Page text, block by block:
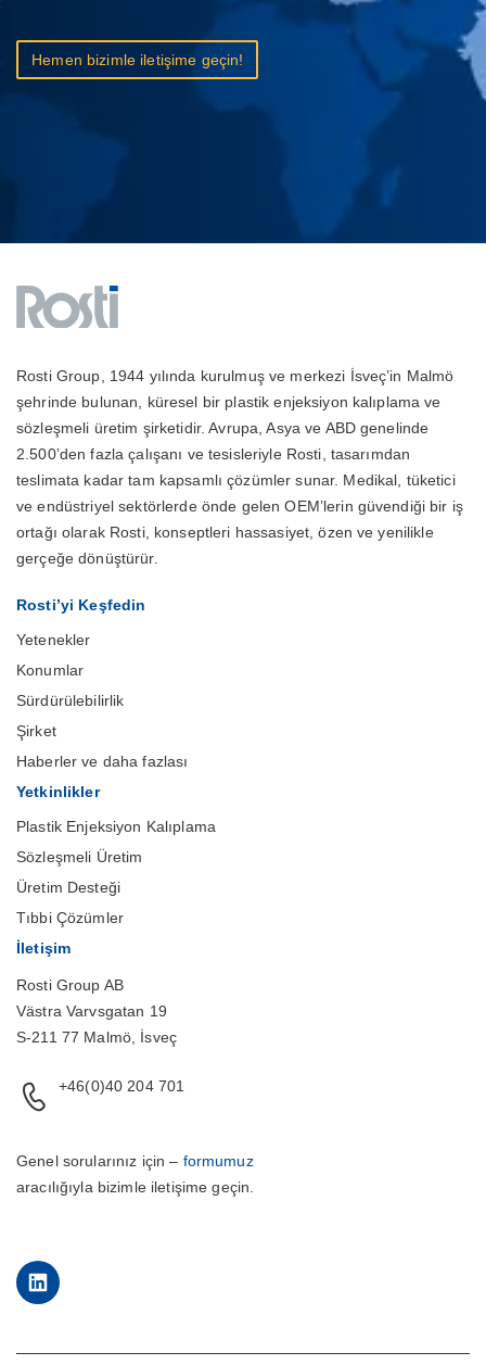
Hemen bizimle iletişime geçin!
Rosti Group, 1944 yılında kurulmuş ve merkezi İsveç’in Malmö
şehrinde bulunan, küresel bir plastik enjeksiyon kalıplama ve
sözleşmeli üretim şirketidir. Avrupa, Asya ve ABD genelinde
2.500’den fazla çalışanı ve tesisleriyle Rosti, tasarımdan
teslimata kadar tam kapsamlı çözümler sunar. Medikal, tüketici
ve endüstriyel sektörlerde önde gelen OEM’lerin güvendiği bir iş
ortağı olarak Rosti, konseptleri hassasiyet, özen ve yenilikle
gerçeğe dönüştürür.
Rosti’yi Keşfedin
Yetenekler
Konumlar
Sürdürülebilirlik
Şirket
Haberler ve daha fazlası
Yetkinlikler
Plastik Enjeksiyon Kalıplama
Sözleşmeli Üretim
Üretim Desteği
Tıbbi Çözümler
İletişim
Rosti Group AB
Västra Varvsgatan 19
S-211 77 Malmö, İsveç
+46(0)40 204 701
Genel sorularınız için – formumuz
aracılığıyla bizimle iletişime geçin.
LinkedIn